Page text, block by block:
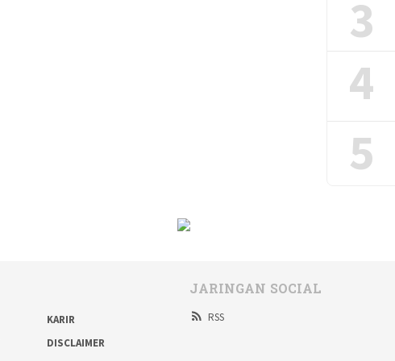
3
4
5
KARIR
DISCLAIMER
JARINGAN SOCIAL
RSS